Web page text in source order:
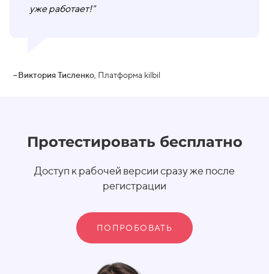
уже работает!"
–Виктория Тисленко, Платформа kilbil
Протестировать бесплатно
Доступ к рабочей версии сразу же после
регистрации
ПОПРОБОВАТЬ